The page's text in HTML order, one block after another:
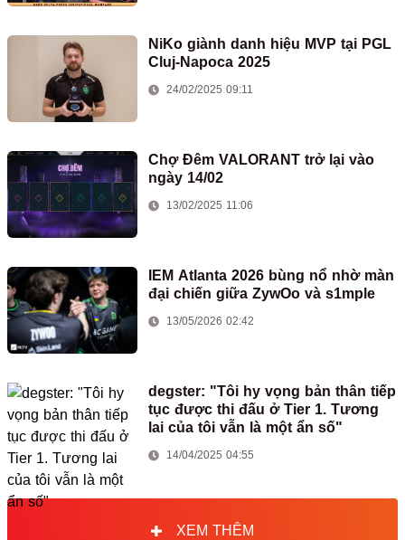
NiKo giành danh hiệu MVP tại PGL
Cluj-Napoca 2025
24/02/2025 09:11
Chợ Đêm VALORANT trở lại vào
ngày 14/02
13/02/2025 11:06
IEM Atlanta 2026 bùng nổ nhờ màn
đại chiến giữa ZywOo và s1mple
13/05/2026 02:42
degster: "Tôi hy vọng bản thân tiếp
tục được thi đấu ở Tier 1. Tương
lai của tôi vẫn là một ẩn số"
14/04/2025 04:55
XEM THÊM